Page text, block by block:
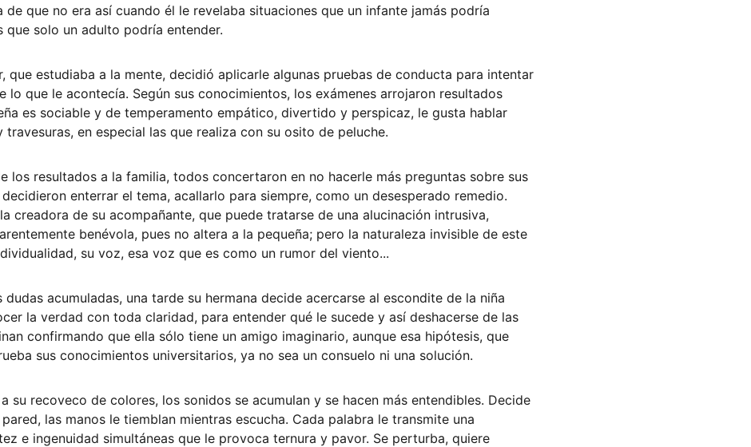
de que no era así cuando él le revelaba situaciones que un infante jamás podría
que solo un adulto podría entender.
que estudiaba a la mente, decidió aplicarle algunas pruebas de conducta para intentar
lo que le acontecía. Según sus conocimientos, los exámenes arrojaron resultados
es sociable y de temperamento empático, divertido y perspicaz, le gusta hablar
travesuras, en especial las que realiza con su osito de peluche.
los resultados a la familia, todos concertaron en no hacerle más preguntas sobre sus
enterrar el tema, acallarlo para siempre, como un desesperado remedio.
creadora de su acompañante, que puede tratarse de una alucinación intrusiva,
benévola, pues no altera a la pequeña; pero la naturaleza invisible de este
su voz, esa voz que es como un rumor del viento...
dudas acumuladas, una tarde su hermana decide acercarse al escondite de la niña
la verdad con toda claridad, para entender qué le sucede y así deshacerse de las
confirmando que ella sólo tiene un amigo imaginario, aunque esa hipótesis, que
sus conocimientos universitarios, ya no sea un consuelo ni una solución.
su recoveco de colores, los sonidos se acumulan y se hacen más entendibles. Decide
las manos le tiemblan mientras escucha. Cada palabra le transmite una
e ingenuidad simultáneas que le provoca ternura y pavor. Se perturba, quiere